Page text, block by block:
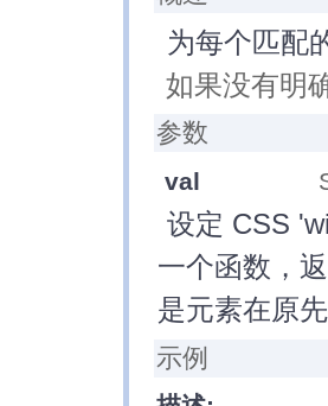
为每个匹配
如果没有明
参数
val
设定 CSS
一个函数，
是元素在原
示例